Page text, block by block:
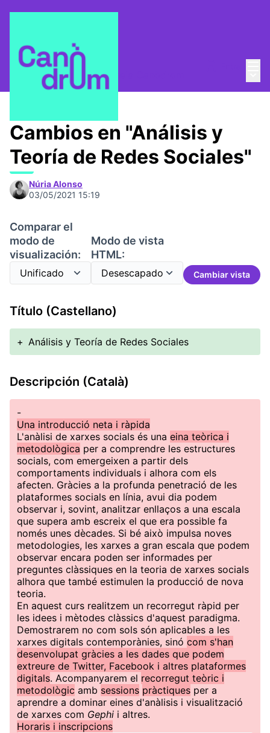
¿Quienes somos? / Escuela Canòdrom
Cambios en "Análisis y
Teoría de Redes Sociales"
Núria Alonso
03/05/2021 15:19
Comparar el
modo de
visualización:
Modo de vista
HTML:
Cambiar vista
Título (Castellano)
+ Análisis y Teoría de Redes Sociales
Descripción (Català)
-
Una introducció neta i ràpida
L'anàlisi de xarxes socials és una eina teòrica i
metodològica per a comprendre les estructures
socials, com emergeixen a partir dels
comportaments individuals i alhora com els
afecten. Gràcies a la profunda penetració de les
plataformes socials en línia, avui dia podem
observar i, sovint, analitzar enllaços a una escala
que supera amb escreix el que era possible fa
només unes dècades. Si bé això impulsa noves
metodologies, les xarxes a gran escala que podem
observar encara poden ser informades per
preguntes clàssiques en la teoria de xarxes socials
alhora que també estimulen la producció de nova
teoria.
En aquest curs realitzem un recorregut ràpid per
les idees i mètodes clàssics d'aquest paradigma.
Demostrarem no com sols són aplicables a les
xarxes digitals contemporànies, sinó com s'han
desenvolupat gràcies a les dades que podem
extreure de Twitter, Facebook i altres plataformes
digitals. Acompanyarem el recorregut teòric i
metodològic amb sessions pràctiques per a
aprendre a dominar eines d'anàlisis i visualització
de xarxes com Gephi i altres.
Horaris i inscripcions